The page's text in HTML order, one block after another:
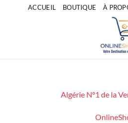
ACCUEIL BOUTIQUE À
Algérie N°1 de la